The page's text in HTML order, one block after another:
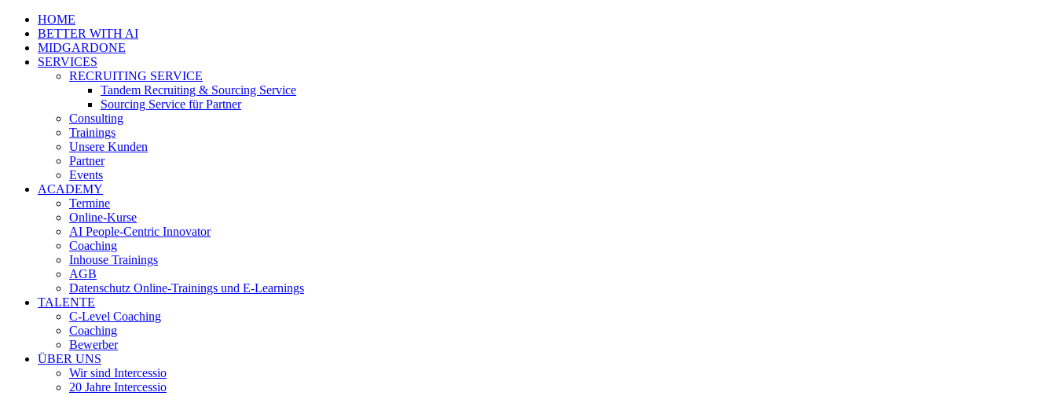
HOME
BETTER WITH AI
MIDGARDONE
SERVICES
RECRUITING SERVICE
Tandem Recruiting & Sourcing Service
Sourcing Service für Partner
Consulting
Trainings
Unsere Kunden
Partner
Events
ACADEMY
Termine
Online-Kurse
AI People-Centric Innovator
Coaching
Inhouse Trainings
AGB
Datenschutz Online-Trainings und E-Learnings
TALENTE
C-Level Coaching
Coaching
Bewerber
ÜBER UNS
Wir sind Intercessio
20 Jahre Intercessio